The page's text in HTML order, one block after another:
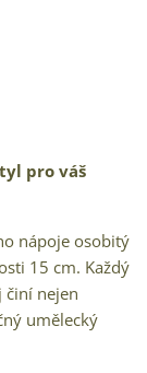
pro váš
nápoje osobitý
15 cm. Každý
činí nejen
umělecký